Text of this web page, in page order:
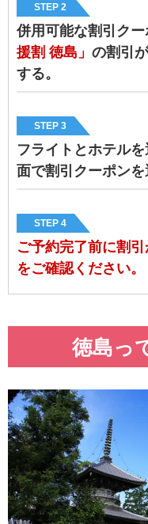
STEP 2
併用可能な割引クー
援割 徳島」 の割引
する。
STEP 3
フライトとホテル
面で割引クーポンを
STEP 4
ご予約完了前に割
をご確認ください。
徳島っ